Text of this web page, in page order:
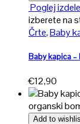
Poglej
izberete na
Črte,Baby
Baby kapica –
€12,90
organski
Add to